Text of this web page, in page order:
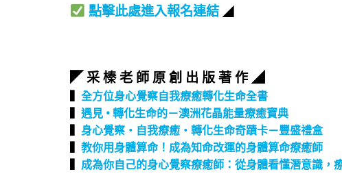
點擊此處進入報名連結 ◢
◤ 采 榛 老 師 原 創 出 版 著 作 ◢
▍ 全方位身心覺察自我療癒轉化生命全書
▍ 遇見 • 轉化生命的－澳洲花晶能量療癒寶典
▍ 身心覺察‧自我療癒‧轉化生命奇蹟卡－豐盛禮盒
▍ 教你用身體算命！成為知命改運的身體算命療癒師
▍ 成為你自己的身心覺察療癒師：從身體看懂潛意識，